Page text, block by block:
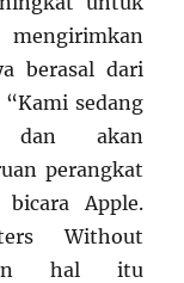
berasal dari
sedang
dan akan
perangkat
Apple.
Without
hal itu